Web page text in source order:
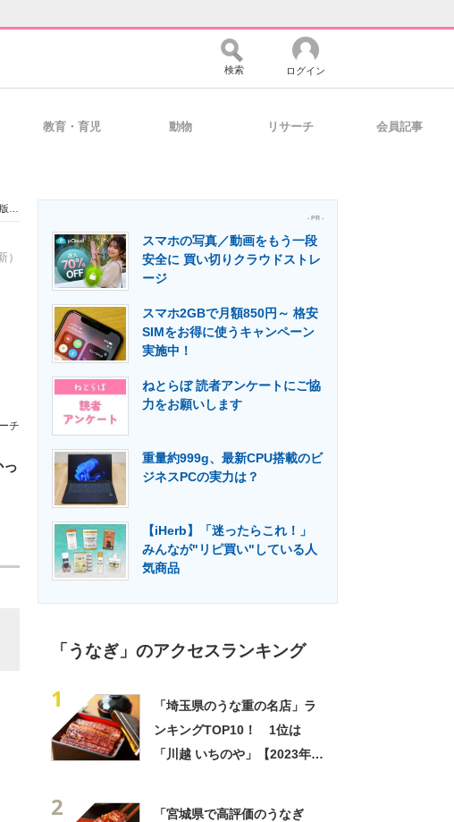
リーダーのコミュニティ マーケ×ITの今がよく分かる
業のIT導入・活用を支援
ルギーの専門メディア 建設×テクノロジーの最前線
検索 ログイン
教育・育児 動物 リサーチ 会員記事
）
チ
っ
- PR -
スマホの写真／動画をもう一段
安全に 買い切りクラウドストレ
ージ
スマホ2GBで月額850円～ 格安
SIMをお得に使うキャンペーン
実施中！
ねとらぼ 読者アンケートにご協
力をお願いします
重量約999g、最新CPU搭載のビ
ジネスPCの実力は？
【iHerb】「迷ったらこれ！」
みんなが"リピ買い"している人
気商品
「うなぎ」のアクセスランキング
1
「埼玉県のうな重の名店」ラ
ンキングTOP10！ 1位は
「川越 いちのや」【2023年
2
「宮城県で高評価のうなぎ